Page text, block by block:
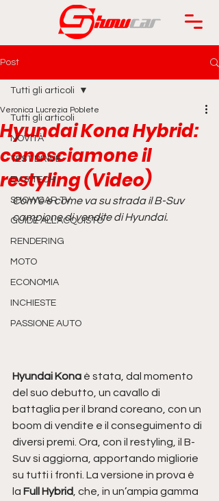
Post
Tutti gli articoli
NOVITÀ
TEST DRIVE
EV & TECH
SHOWCAR TV
GUIDE ALL'ACQUISTO
RENDERING
MOTO
ECONOMIA
INCHIESTE
PASSIONE AUTO
Tutti gli articoli
Hyundai Kona Hybrid:
conosciamone il
restyling (Video)
Veronica Lucrezia Poblete
Com'è e come va su strada il B-Suv
campione di vendite di Hyundai.
Hyundai Kona è stata, dal momento
del suo debutto, un cavallo di
battaglia per il brand coreano, con un
boom di vendite e il conseguimento di
diversi premi. Ora, con il restyling, il B-
Suv si aggiorna, apportando migliorie
su tutti i fronti. La versione in prova è
la Full Hybrid , che, in un’ampia gamma